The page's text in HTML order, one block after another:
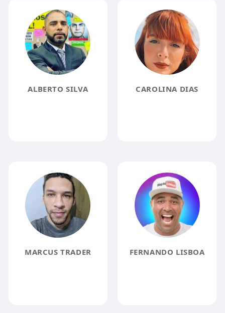
ALBERTO SILVA CAROLINA DIAS
MARCUS TRADER FERNANDO LISBOA